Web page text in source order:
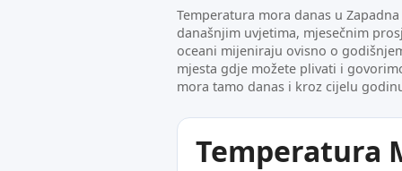
Temperatura mora danas u Zapadna
današnjim uvjetima, mjesečnim
oceani mijeniraju ovisno o
mjesta gdje možete plivati i
mora tamo danas i kroz cijelu
Temperatura